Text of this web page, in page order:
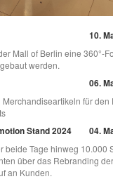
10.
Mall of Berlin eine 360°-
werden.
06.
für den
Stand 2024 04.
beide Tage hinweg 10.000
über das Rebranding
an Kunden.